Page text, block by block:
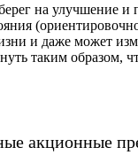
на улучшение и
и даже может
таким образом,
акционные